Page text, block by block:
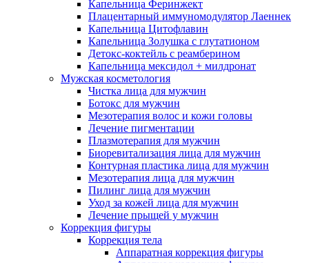
Капельница Феринжект
Плацентарный иммуномодулятор Лаеннек
Капельница Цитофлавин
Капельница Золушка с глутатионом
Детокс-коктейль с реамберином
Капельница мексидол + милдронат
Мужская косметология
Чистка лица для мужчин
Ботокс для мужчин
Мезотерапия волос и кожи головы
Лечение пигментации
Плазмотерапия для мужчин
Биоревитализация лица для мужчин
Контурная пластика лица для мужчин
Мезотерапия лица для мужчин
Пилинг лица для мужчин
Уход за кожей лица для мужчин
Лечение прыщей у мужчин
Коррекция фигуры
Коррекция тела
Аппаратная коррекция фигуры